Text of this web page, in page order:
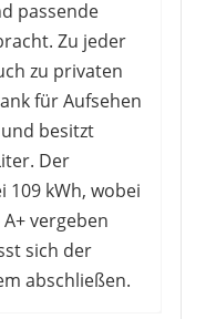
passende
Zu jeder
zu privaten
für Aufsehen
besitzt
Der
109 kWh, wobei
vergeben
sich der
abschließen.